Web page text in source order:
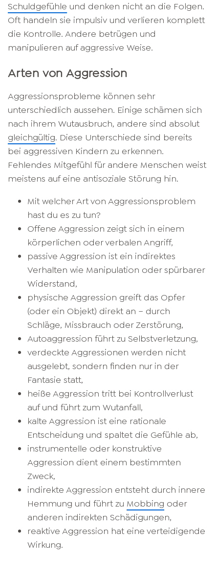
Schuldgefühle und denken nicht an die Folgen.
Oft handeln sie impulsiv und verlieren komplett
die Kontrolle. Andere betrügen und
manipulieren auf aggressive Weise.
Arten von Aggression
Aggressionsprobleme können sehr
unterschiedlich aussehen. Einige schämen sich
nach ihrem Wutausbruch, andere sind absolut
gleichgültig. Diese Unterschiede sind bereits
bei aggressiven Kindern zu erkennen.
Fehlendes Mitgefühl für andere Menschen weist
meistens auf eine antisoziale Störung hin.
Mit welcher Art von Aggressionsproblem
hast du es zu tun?
Offene Aggression zeigt sich in einem
körperlichen oder verbalen Angriff,
passive Aggression ist ein indirektes
Verhalten wie Manipulation oder spürbarer
Widerstand,
physische Aggression greift das Opfer
(oder ein Objekt) direkt an – durch
Schläge, Missbrauch oder Zerstörung,
Autoaggression führt zu Selbstverletzung,
verdeckte Aggressionen werden nicht
ausgelebt, sondern finden nur in der
Fantasie statt,
heiße Aggression tritt bei Kontrollverlust
auf und führt zum Wutanfall,
kalte Aggression ist eine rationale
Entscheidung und spaltet die Gefühle ab,
instrumentelle oder konstruktive
Aggression dient einem bestimmten
Zweck,
indirekte Aggression entsteht durch innere
Hemmung und führt zu Mobbing oder
anderen indirekten Schädigungen,
reaktive Aggression hat eine verteidigende
Wirkung.